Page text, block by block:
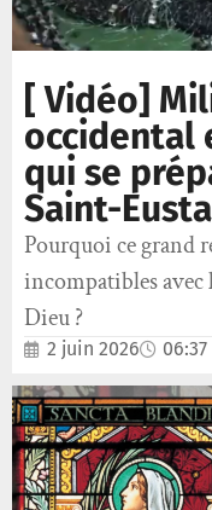
[ Vidéo]
occidental
qui se
Saint-
Pourquoi ce grand
incompatibles avec
Dieu ?
2 juin 2026 06:37